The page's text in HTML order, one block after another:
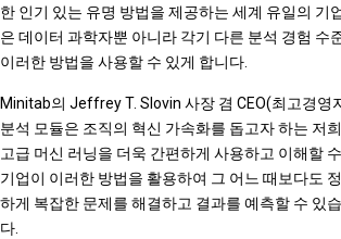
한 인기 있는 유명 방법을 제공하는 세계 유일의 기
은 데이터 과학자뿐 아니라 각기 다른 분석 경험 수
이러한 방법을 사용할 수 있게 합니다.
Minitab의 Jeffrey T. Slovin 사장 겸 CEO(최고경영
분석 모듈은 조직의 혁신 가속화를 돕고자 하는 저
고급 머신 러닝을 더욱 간편하게 사용하고 이해할
기업이 이러한 방법을 활용하여 그 어느 때보다도
하게 복잡한 문제를 해결하고 결과를 예측할 수 있
다.